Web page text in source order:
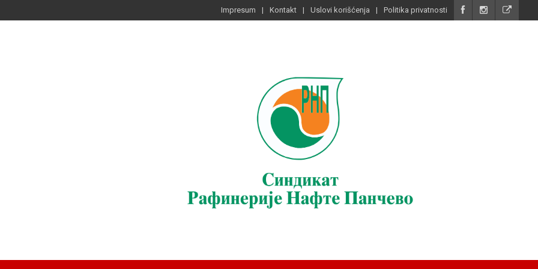
Impresum Kontakt Uslovi korišćenja Politika privatnosti